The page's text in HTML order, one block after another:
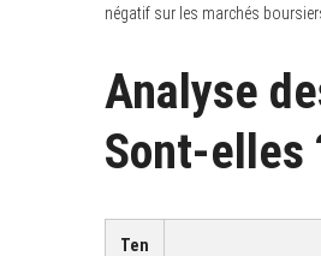
négatif sur les marchés
Analyse
Sont-elles
Ten